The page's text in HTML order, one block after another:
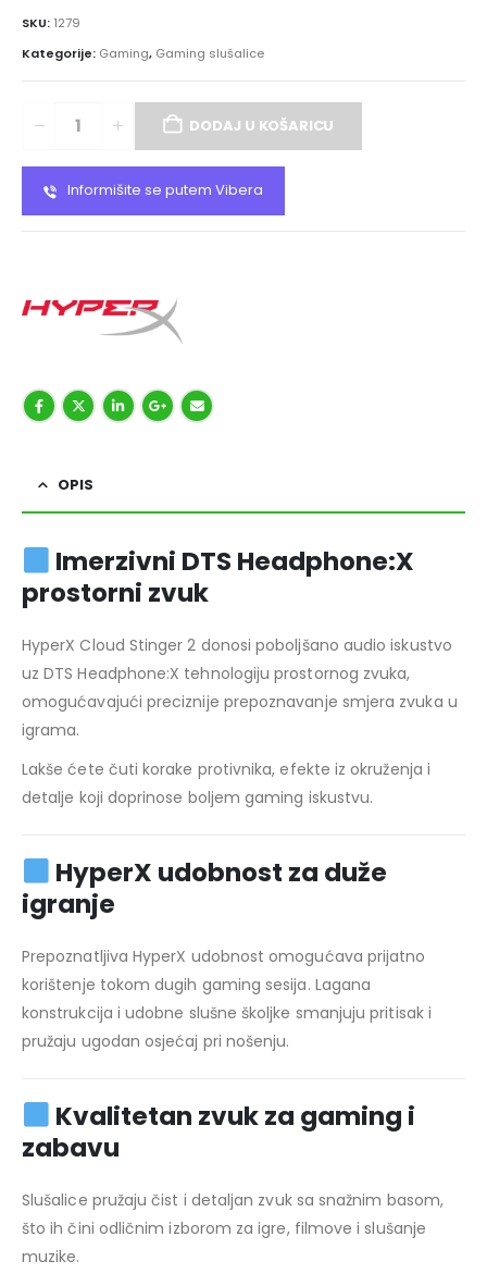
SKU: 1279
Kategorije: Gaming, Gaming slušalice
DODAJ U KOŠARICU
Informišite se putem Vibera
OPIS
Imerzivni DTS Headphone:X
prostorni zvuk
HyperX Cloud Stinger 2 donosi poboljšano audio iskustvo
uz DTS Headphone:X tehnologiju prostornog zvuka,
omogućavajući preciznije prepoznavanje smjera zvuka u
igrama.
Lakše ćete čuti korake protivnika, efekte iz okruženja i
detalje koji doprinose boljem gaming iskustvu.
HyperX udobnost za duže
igranje
Prepoznatljiva HyperX udobnost omogućava prijatno
korištenje tokom dugih gaming sesija. Lagana
konstrukcija i udobne slušne školjke smanjuju pritisak i
pružaju ugodan osjećaj pri nošenju.
Kvalitetan zvuk za gaming i
zabavu
Slušalice pružaju čist i detaljan zvuk sa snažnim basom,
što ih čini odličnim izborom za igre, filmove i slušanje
muzike.